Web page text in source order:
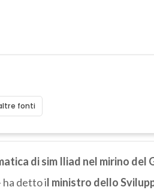
fonti
di sim Iliad nel mirino del
ha detto il ministro dello